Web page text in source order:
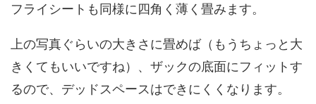
フライシートも同様に四角く薄く畳みます。
上の写真ぐらいの大きさに畳めば（もうちょっと大
きくてもいいですね）、ザックの底面にフィットす
るので、デッドスペースはできにくくなります。